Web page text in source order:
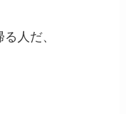
人だ、